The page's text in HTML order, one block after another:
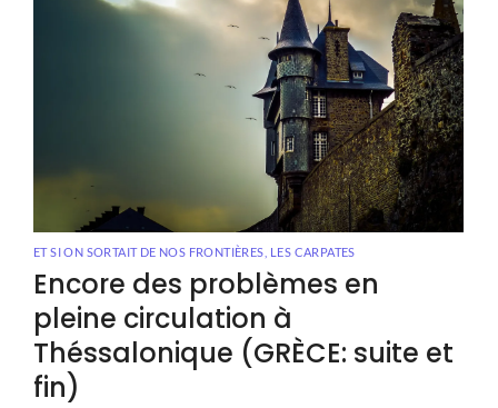
ET SI ON SORTAIT DE NOS FRONTIÈRES LES CARPATES
Encore des problèmes en
pleine circulation à
Théssalonique (GRÈCE: suite et
fin)